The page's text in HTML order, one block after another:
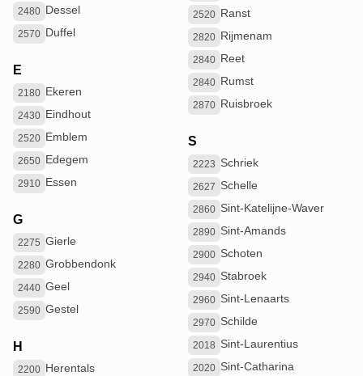
2480 Dessel
2570 Duffel
E
2180 Ekeren
2430 Eindhout
2520 Emblem
2650 Edegem
2910 Essen
G
2275 Gierle
2280 Grobbendonk
2440 Geel
2590 Gestel
H
2200 Herentals
2520 Ranst
2820 Rijmenam
2840 Reet
2840 Rumst
2870 Ruisbroek
S
2223 Schriek
2627 Schelle
2860 Sint-Katelijne-Waver
2890 Sint-Amands
2900 Schoten
2940 Stabroek
2960 Sint-Lenaarts
2970 Schilde
2018 Sint-Laurentius
2020 Sint-Catharina